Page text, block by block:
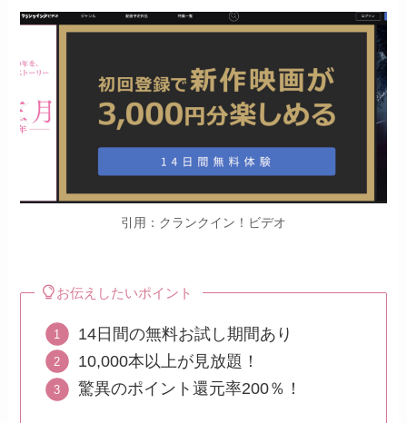
引用：クランクイン！ビデオ
お伝えしたいポイント
14日間の無料お試し期間あり
10,000本以上が見放題！
驚異のポイント還元率200％！